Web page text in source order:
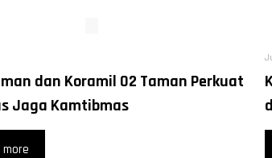
dan Koramil 02 Taman Perkuat
Jaga Kamtibmas
more